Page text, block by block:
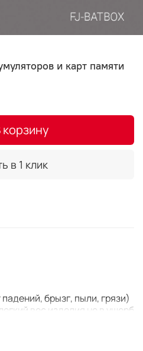
и карт памяти
корзину
в 1 клик
брызг, пыли, грязи)
вес изделия не в ущерб